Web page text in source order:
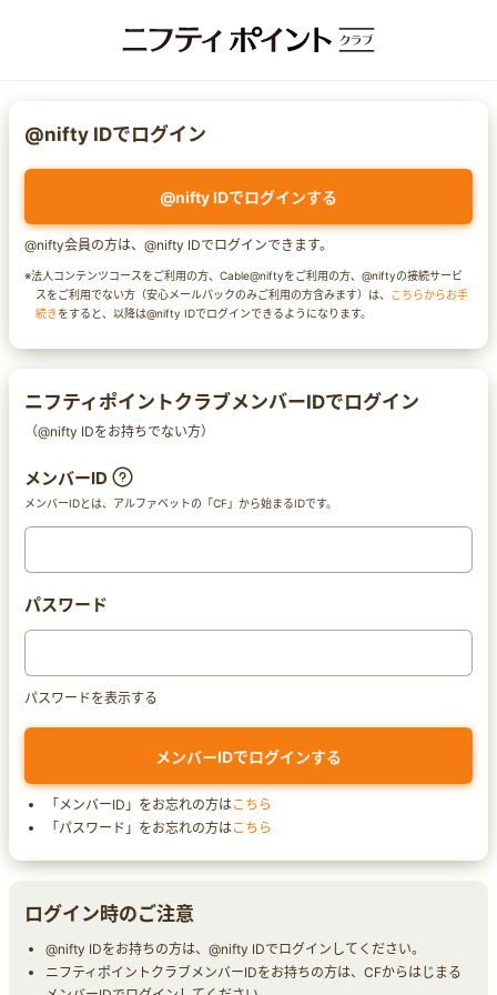
@nifty IDでログイン
@nifty IDでログインする
@nifty会員の方は、@nifty IDでログインできます。
※法人コンテンツコースをご利用の方、Cable@niftyをご利用の方、@niftyの接続サービ
スをご利用でない方（安心メールパックのみご利用の方含みます）は、 こちらからお手
続きをすると、以降は@nifty IDでログインできるようになります。
ニフティポイントクラブメンバーIDでログイン
（@nifty IDをお持ちでない方）
メンバーID
メンバーIDとは、アルファベットの「CF」から始まるIDです。
パスワード
パスワードを表示する
「メンバーID」をお忘れの方はこちら
「パスワード」をお忘れの方はこちら
ログイン時のご注意
@nifty IDをお持ちの方は、@nifty IDでログインしてください。
ニフティポイントクラブメンバーIDをお持ちの方は、CFからはじまる